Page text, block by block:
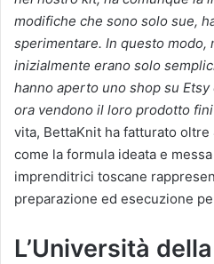
modifiche che sono solo sue,
sperimentare. In questo
inizialmente erano solo
hanno aperto uno shop su
ora vendono il loro prodotto
vita, BettaKnit ha fatturato
come la formula ideata e
imprenditrici toscane
preparazione ed esecuzione
L’Università